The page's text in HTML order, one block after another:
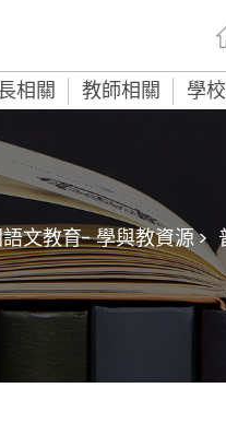
相關 教師相關 學
文教育- 學與教資源 >